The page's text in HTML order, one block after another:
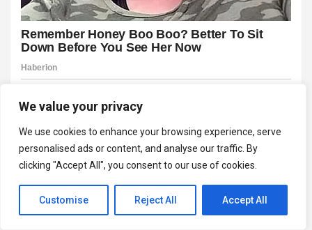
We value your privacy
We use cookies to enhance your browsing experience, serve
personalised ads or content, and analyse our traffic. By
clicking "Accept All", you consent to our use of cookies.
Customise Reject All Accept All